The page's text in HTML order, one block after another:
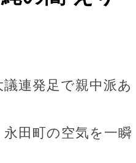
連発足で親中派あ
田町の空気を一瞬